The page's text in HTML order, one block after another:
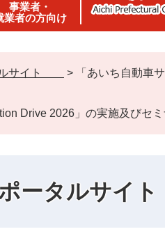
事業者・
業者の方向け
ルサイト >
「あいち自動車
Drive 2026」の実施及びセ
ポータルサ